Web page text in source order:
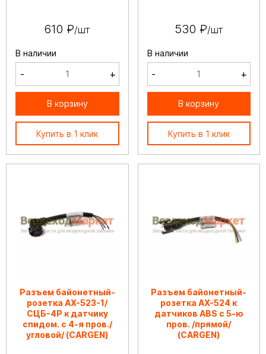
610 ₽/шт
В наличии
- +
В корзину
Купить в 1 клик
530 ₽/шт
В наличии
- +
В корзину
Купить в 1 клик
Разъем байонетный-
розетка АХ-523-1/
СЦБ-4Р к датчику
спидом. с 4-я пров./
угловой/ (CARGEN)
Разъем байонетный-
розетка АХ-524 к
датчиков ABS с 5-ю
пров. /прямой/
(CARGEN)